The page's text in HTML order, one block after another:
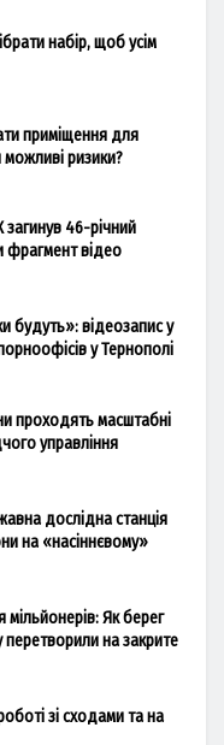
набір, щоб усім
приміщення для
можливі ризики?
загинув 46-річний
фрагмент відео
будуть»: відеозапис у
у Тернополі
проходять масштабні
управління
дослідна станція
на «насіннєвому»
Як берег
перетворили на закрите
зі сходами та на